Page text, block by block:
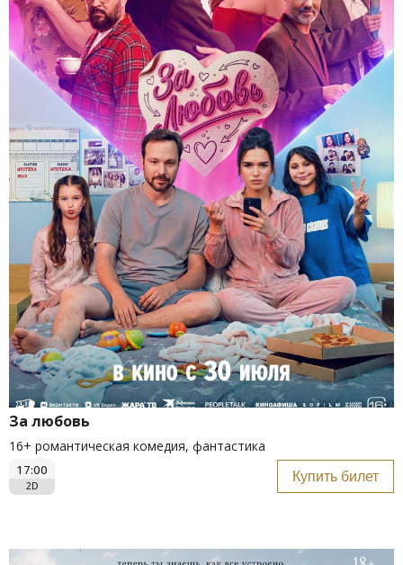
За любовь
16+ романтическая комедия, фантастика
17:00
2D
Купить билет